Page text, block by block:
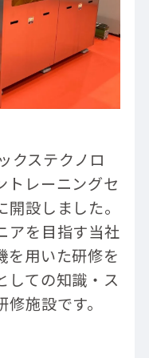
クステクノロ
トレーニングセ
設しました。
アを目指す当社
を用いた研修を
しての知識・ス
施設です。